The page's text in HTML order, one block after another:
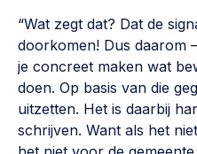
“Wat zegt dat? Dat de
doorkomen! Dus daarom
je concreet maken wat
doen. Op basis van die
uitzetten. Het is daarbij
schrijven. Want als het